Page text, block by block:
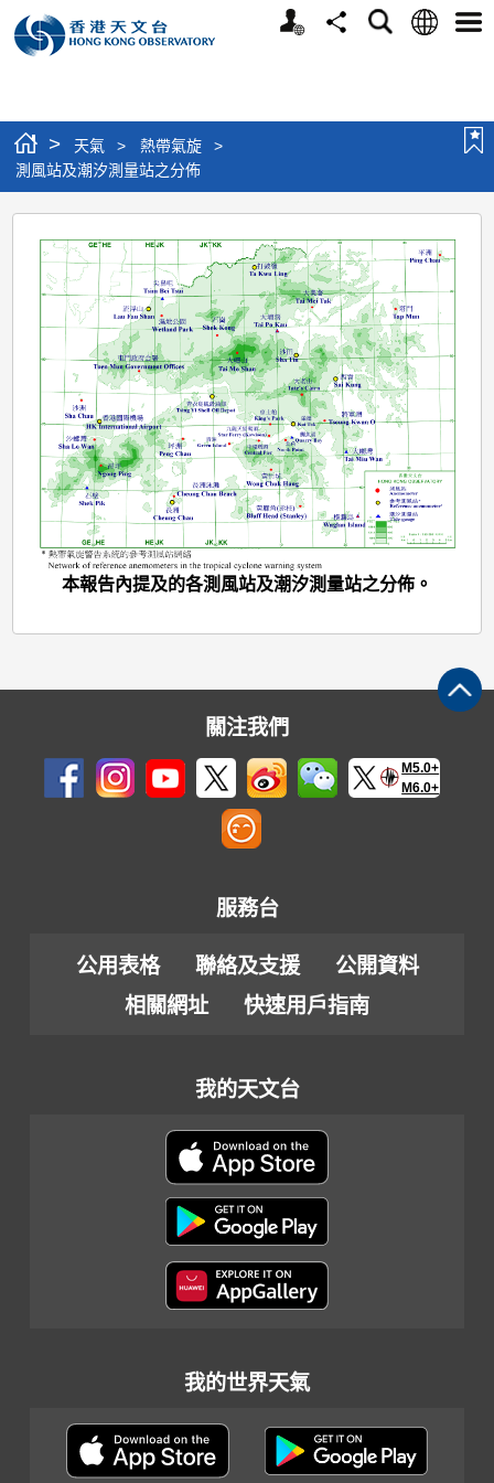
個
分
搜
語
選
> 天氣 > 熱帶氣旋
>
測風站及潮汐測量站之分佈
測
風
站
及
潮
測
量
站
本報告內提及的各測風站及潮汐測量站之分佈。
關注我們
M5.0+
M6.0+
服務台
公用表格 聯絡及支援
公開資料
相關網址
快速用戶指南
我的天文台
我的世界天氣